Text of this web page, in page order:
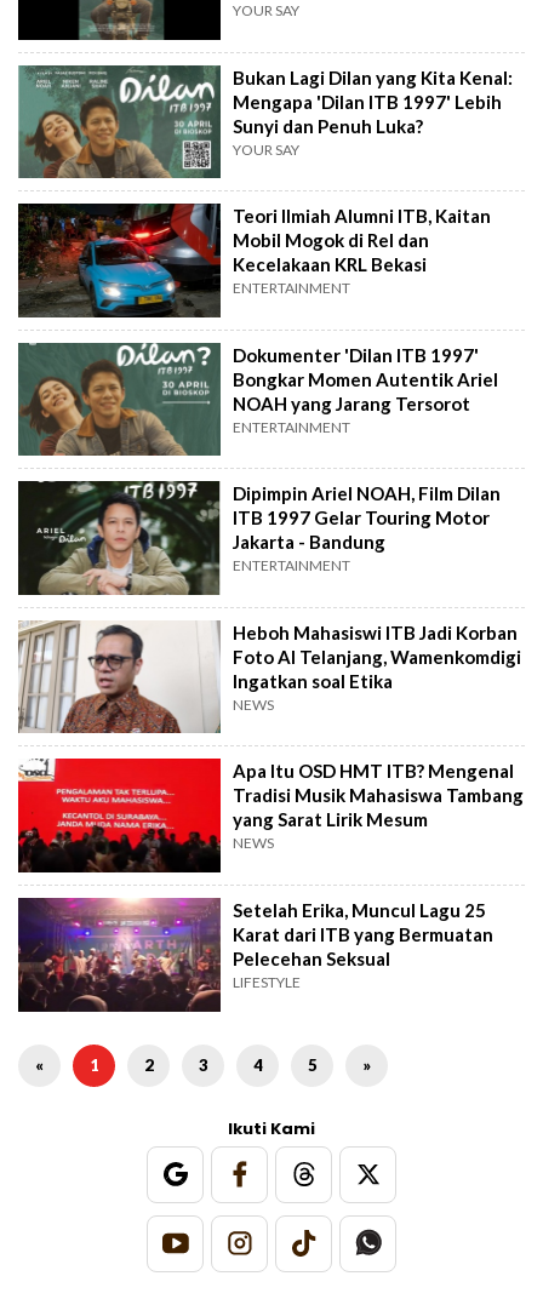
YOUR SAY
Bukan Lagi Dilan yang Kita Kenal:
Mengapa 'Dilan ITB 1997' Lebih
Sunyi dan Penuh Luka?
YOUR SAY
Teori Ilmiah Alumni ITB, Kaitan
Mobil Mogok di Rel dan
Kecelakaan KRL Bekasi
ENTERTAINMENT
Dokumenter 'Dilan ITB 1997'
Bongkar Momen Autentik Ariel
NOAH yang Jarang Tersorot
ENTERTAINMENT
Dipimpin Ariel NOAH, Film Dilan
ITB 1997 Gelar Touring Motor
Jakarta - Bandung
ENTERTAINMENT
Heboh Mahasiswi ITB Jadi Korban
Foto AI Telanjang, Wamenkomdigi
Ingatkan soal Etika
NEWS
Apa Itu OSD HMT ITB? Mengenal
Tradisi Musik Mahasiswa Tambang
yang Sarat Lirik Mesum
NEWS
Setelah Erika, Muncul Lagu 25
Karat dari ITB yang Bermuatan
Pelecehan Seksual
LIFESTYLE
« 1 2 3 4 5 »
Ikuti Kami